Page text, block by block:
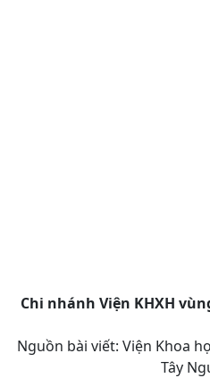
Chi nhánh Viện KHXH
Nguồn bài viết: Viện Khoa
Tây